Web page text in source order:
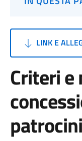
LINK E
Criteri